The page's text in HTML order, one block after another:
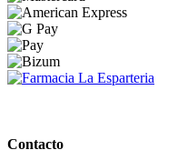
Contacto